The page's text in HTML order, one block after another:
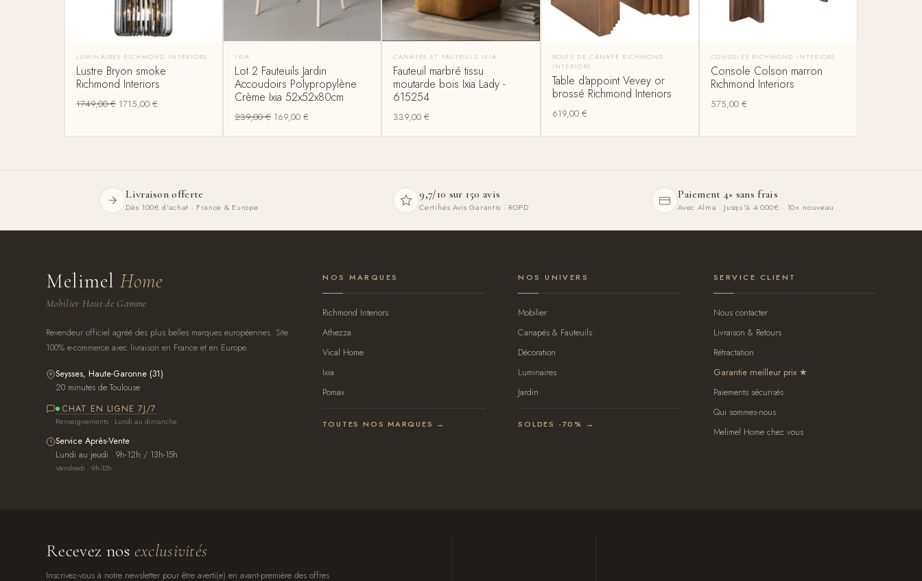
LUMINAIRES RICHMOND INTERIORS
Lustre Bryon smoke
Richmond Interiors
1749,00€ 1715,00€
IXIA
Lot 2 Fauteuils Jardin
Accoudoirs Polypropylène
Crème Ixia 52x52x80cm
239,00€ 169,00€
CANAPÉS ET FAUTEUILS IXIA
Fauteuil marbré tissu
moutarde bois Ixia Lady -
615254
339,00€
BOUTS DE CANAPÉ RICHMOND
INTERIORS
Table d'appoint Vevey or
brossé Richmond Interiors
619,00 €
CONSOLES RICHMOND INTERIORS
Console Colson marron
Richmond Interiors
575,00 €
Livraison offerte
Dès 100€ d'achat · France & Europe
9,7/10 sur 150 avis
Certifiés Avis Garantis · RGPD
Paiement 4× sans frais
Avec Alma · Jusqu'à 4 000€ · 10× nouveau
MelimelHome
Mobilier Haut de Gamme
Revendeur officiel agréé des plus belles marques européennes. Site
100% e-commerce avec livraison en France et en Europe.
Seysses, Haute-Garonne (31)
20 minutes de Toulouse
CHAT EN LIGNE 7J/7
Renseignements · Lundi au dimanche
Service Après-Vente
Lundi au jeudi · 9h-12h / 13h-15h
Vendredi · 9h-12h
NOS MARQUES
Richmond Interiors
Athezza
Vical Home
Ixia
Pomax
TOUTES NOS MARQUES →
NOS UNIVERS
Mobilier
Canapés & Fauteuils
Décoration
Luminaires
Jardin
SOLDES -70% →
SERVICE CLIENT
Nous contacter
Livraison & Retours
Rétractation
Garantie meilleur prix
Paiements sécurisés
Qui sommes-nous
Melimel Home chez vous
Recevez nos exclusivités
Inscrivez-vous à notre newsletter pour être averti(e) en avant-première des offres